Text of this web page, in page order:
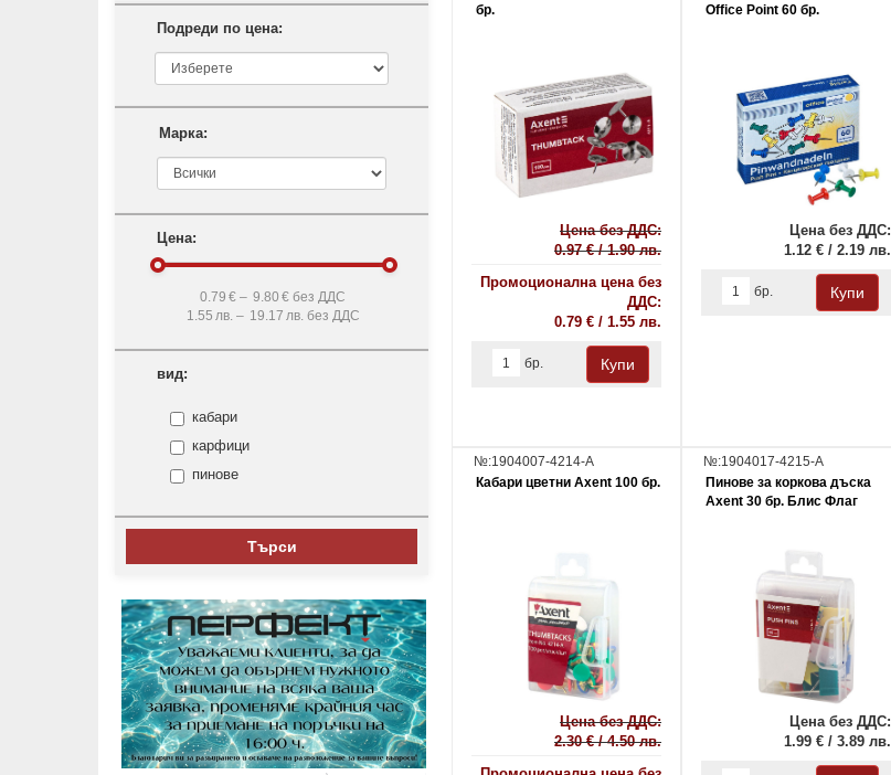
Подреди по цена:
Марка:
Цена:
0.79 € – 9.80 € без ДДС
1.55 лв. – 19.17 лв. без ДДС
вид:
кабари
карфици
пинове
Търси
бр.
Цена без ДДС:
0.97 € / 1.90 лв.
Промоционална цена без
ДДС:
0.79 € / 1.55 лв.
бр.
Office Point 60 бр.
Цена без ДДС:
1.12 € / 2.19 лв.
бр.
№:1904007-4214-A
Кабари цветни Axent 100 бр.
Цена без ДДС:
2.30 € / 4.50 лв.
№:1904017-4215-A
Пинове за коркова дъска
Axent 30 бр. Блис Флаг
Цена без ДДС:
1.99 € / 3.89 лв.